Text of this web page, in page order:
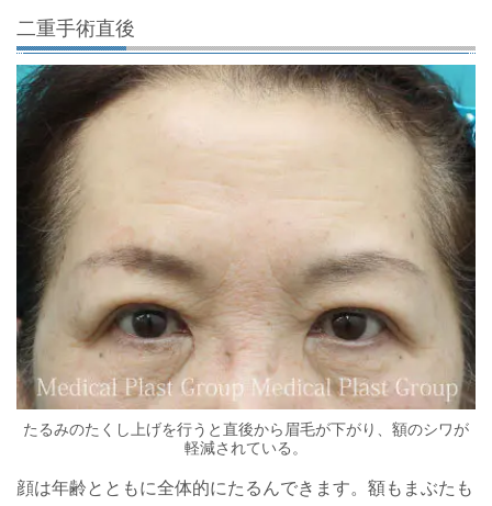
二重手術直後
たるみのたくし上げを行うと直後から眉毛が下がり、額のシワが
軽減されている。
顔は年齢とともに全体的にたるんできます。額もまぶたも